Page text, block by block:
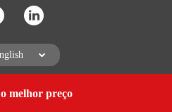
melhor preço
Technology Co., LtdGet a Quote